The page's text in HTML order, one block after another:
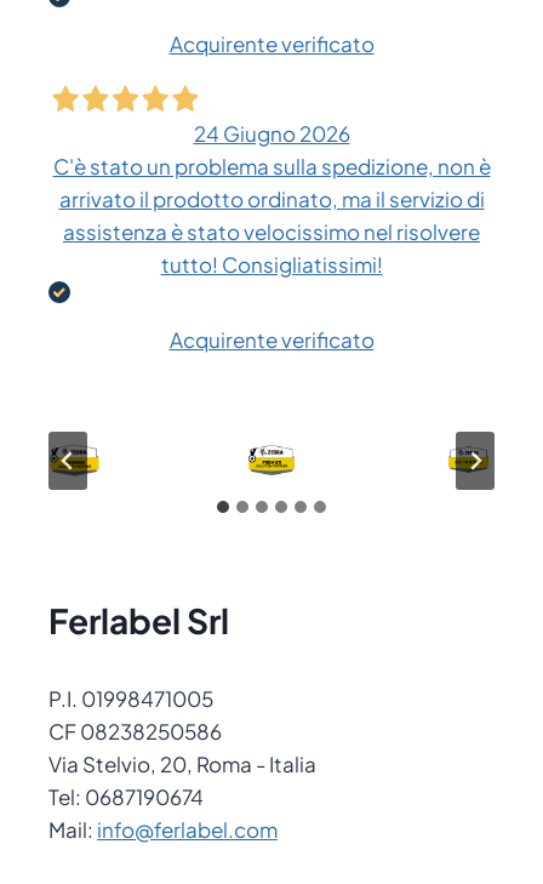
Acquirente verificato
24 Giugno 2026
C'è stato un problema sulla spedizione, non è
arrivato il prodotto ordinato, ma il servizio di
assistenza è stato velocissimo nel risolvere
tutto! Consigliatissimi!
Acquirente verificato
Ferlabel Srl
P.I. 01998471005
CF 08238250586
Via Stelvio, 20, Roma - Italia
Tel: 0687190674
Mail: info@ferlabel.com